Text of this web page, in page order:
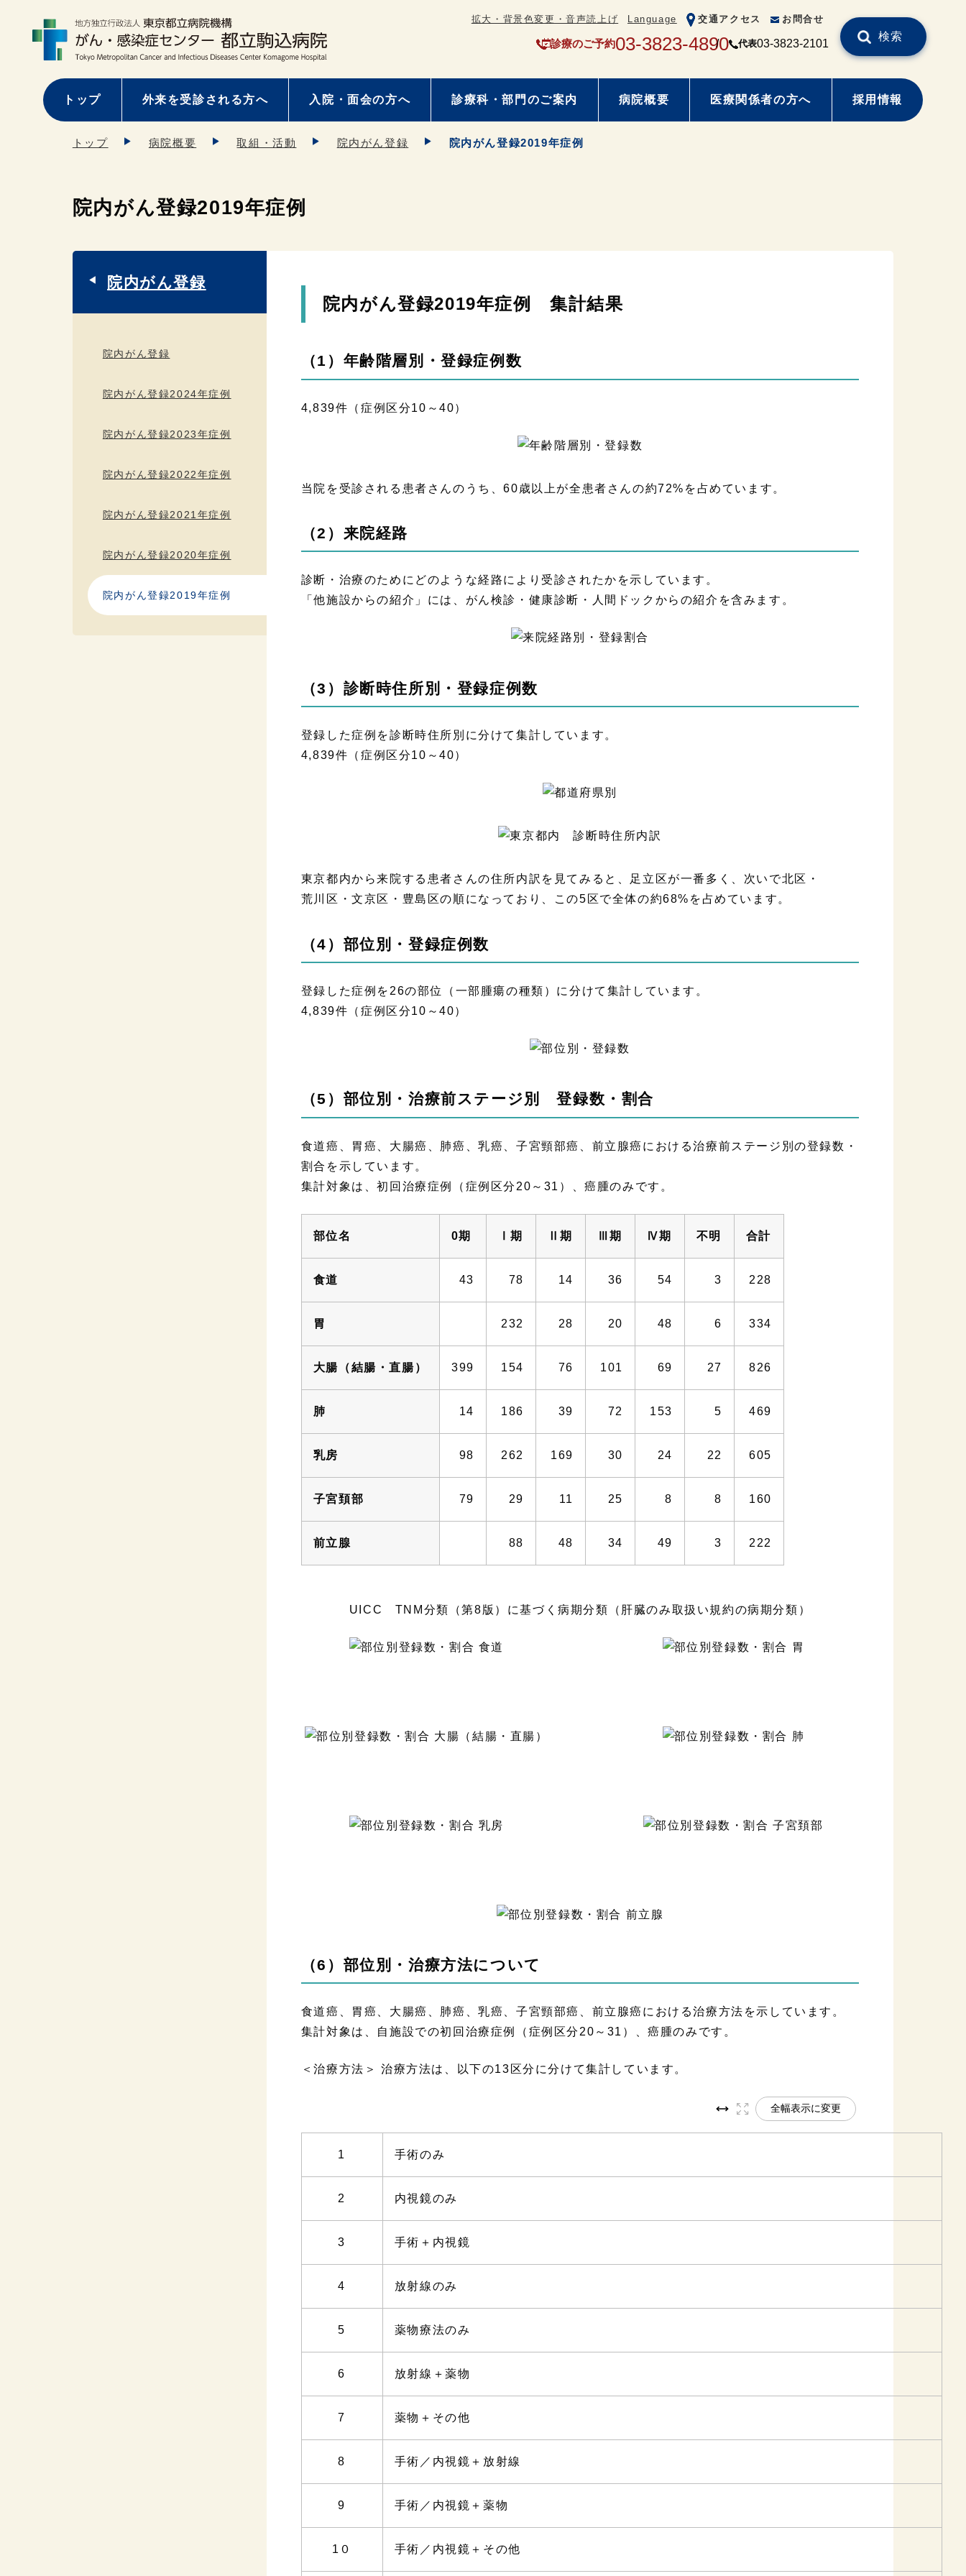
拡大・背景色変更・音声読上げ Language 交通アクセス お問合せ
診療のご予約03-3823-4890 代表03-3823-2101
検索
トップ 外来を受診される方へ 入院・面会の方へ 診療科・部門のご案内 病院概要 医療関係者の方へ 採用情報
トップ 病院概要 取組・活動 院内がん登録 院内がん登録2019年症例
院内がん登録2019年症例
院内がん登録2019年症例 集計結果
（1）年齢階層別・登録症例数
4,839件（症例区分10～40）
当院を受診される患者さんのうち、60歳以上が全患者さんの約72%を占めています。
（2）来院経路
診断・治療のためにどのような経路により受診されたかを示しています。
「他施設からの紹介」には、がん検診・健康診断・人間ドックからの紹介を含みます。
（3）診断時住所別・登録症例数
登録した症例を診断時住所別に分けて集計しています。
4,839件（症例区分10～40）
東京都内から来院する患者さんの住所内訳を見てみると、足立区が一番多く、次いで北区・
荒川区・文京区・豊島区の順になっており、この5区で全体の約68%を占めています。
（4）部位別・登録症例数
登録した症例を26の部位（一部腫瘍の種類）に分けて集計しています。
4,839件（症例区分10～40）
（5）部位別・治療前ステージ別 登録数・割合
食道癌、胃癌、大腸癌、肺癌、乳癌、子宮頸部癌、前立腺癌における治療前ステージ別の登録数・
割合を示しています。
集計対象は、初回治療症例（症例区分20～31）、癌腫のみです。
部位名 0期 Ⅰ期 Ⅱ期 Ⅲ期 Ⅳ期 不明 合計
食道 43 78 14 36 54 3 228
胃 232 28 20 48 6 334
大腸（結腸・直腸） 399 154 76 101 69 27 826
肺 14 186 39 72 153 5 469
乳房 98 262 169 30 24 22 605
子宮頚部 79 29 11 25 8 8 160
前立腺 88 48 34 49 3 222
UICC TNM分類（第8版）に基づく病期分類（肝臓のみ取扱い規約の病期分類）
（6）部位別・治療方法について
食道癌、胃癌、大腸癌、肺癌、乳癌、子宮頸部癌、前立腺癌における治療方法を示しています。
集計対象は、自施設での初回治療症例（症例区分20～31）、癌腫のみです。
＜治療方法＞ 治療方法は、以下の13区分に分けて集計しています。
全幅表示に変更
1 手術のみ
2 内視鏡のみ
3 手術＋内視鏡
4 放射線のみ
5 薬物療法のみ
6 放射線＋薬物
7 薬物＋その他
8 手術／内視鏡＋放射線
9 手術／内視鏡＋薬物
1０ 手術／内視鏡＋その他
院内がん登録
院内がん登録
院内がん登録2024年症例
院内がん登録2023年症例
院内がん登録2022年症例
院内がん登録2021年症例
院内がん登録2020年症例
院内がん登録2019年症例